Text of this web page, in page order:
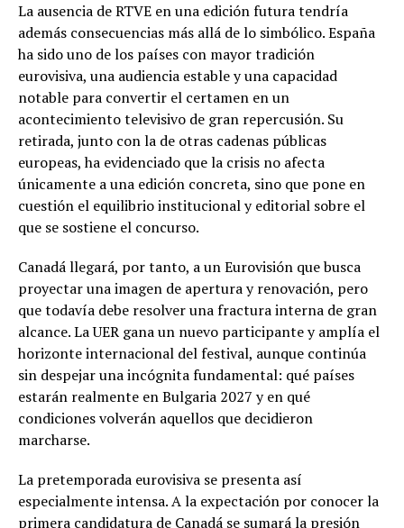
La ausencia de RTVE en una edición futura tendría
además consecuencias más allá de lo simbólico. España
ha sido uno de los países con mayor tradición
eurovisiva, una audiencia estable y una capacidad
notable para convertir el certamen en un
acontecimiento televisivo de gran repercusión. Su
retirada, junto con la de otras cadenas públicas
europeas, ha evidenciado que la crisis no afecta
únicamente a una edición concreta, sino que pone en
cuestión el equilibrio institucional y editorial sobre el
que se sostiene el concurso.
Canadá llegará, por tanto, a un Eurovisión que busca
proyectar una imagen de apertura y renovación, pero
que todavía debe resolver una fractura interna de gran
alcance. La UER gana un nuevo participante y amplía el
horizonte internacional del festival, aunque continúa
sin despejar una incógnita fundamental: qué países
estarán realmente en Bulgaria 2027 y en qué
condiciones volverán aquellos que decidieron
marcharse.
La pretemporada eurovisiva se presenta así
especialmente intensa. A la expectación por conocer la
primera candidatura de Canadá se sumará la presión